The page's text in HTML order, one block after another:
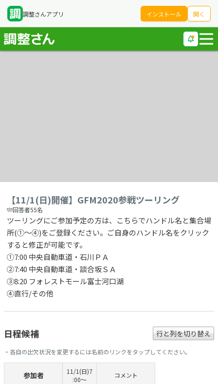
調整さんアプリ インストール 開く
【11/1(日)開催】GFM2020参戦ツーリング
回答者55名
ツーリングにご参加予定の方は、こちらでハンドル名と集合場
所(①～④)をご登録ください。ご自身のハンドル名をクリック
すると修正が可能です。
①7:00 中央自動車道・石川ＰＡ
②7:40 中央自動車道・談合坂ＳＡ
③8:20 フォレストモール富士河口湖
④直行/その他
日程候補 行と列を切り替え
・各自の出欠状況を変更するには名前のリンクをタップしてください。
参加者
11/1(日)7
:00～
コメント